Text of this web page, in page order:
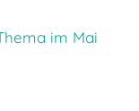
im Mai